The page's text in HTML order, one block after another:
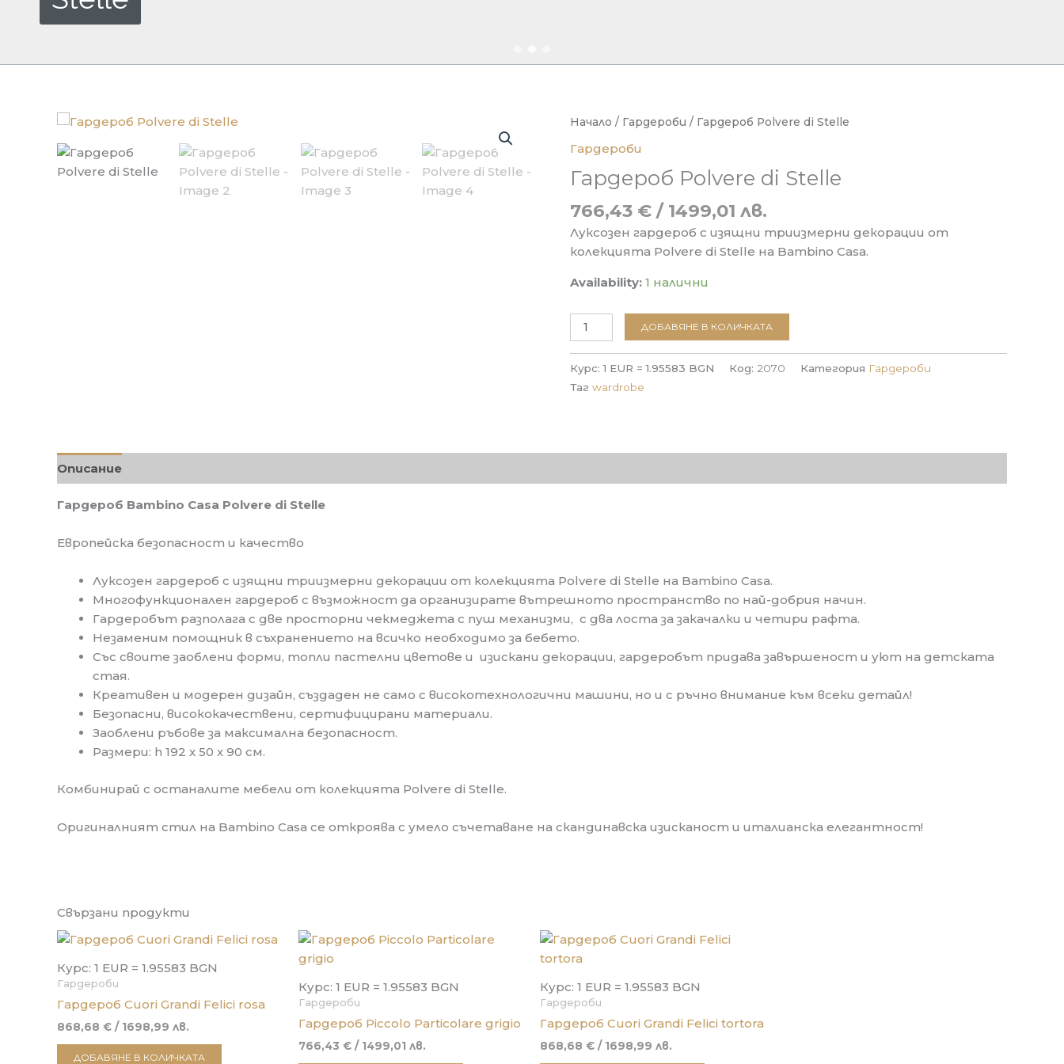
Начало / Гардероби / Гардероб Polvere di Stelle
Гардероби
Гардероб Polvere di Stelle
766,43 € / 1499,01 лв.
Луксозен гардероб с изящни триизмерни декорации от
колекцията Polvere di Stelle на Bambino Casa.
Availability: 1 налични
количество
за
Polvere
ДОБАВЯНЕ В КОЛИЧКАТА
Курс: 1 EUR = 1.95583 BGN Код: 2070 Категория Гардероби
Таг wardrobe
Описание
Гардероб Bambino Casa Polvere di Stelle
Европейска безопасност и качество
Луксозен гардероб с изящни триизмерни декорации от колекцията Polvere di Stelle на Bambino Casa.
Многофункционален гардероб с възможност да организирате вътрешното пространство по най-добрия начин.
Гардеробът разполага с две просторни чекмеджета с пуш механизми, с два лоста за закачалки и четири рафта.
Незаменим помощник в съхранението на всичко необходимо за бебето.
Със своите заоблени форми, топли пастелни цветове и изискани декорации, гардеробът придава завършеност и уют на детската
стая.
Креативен и модерен дизайн, създаден не само с високотехнологични машини, но и с ръчно внимание към всеки детайл!
Безопасни, висококачествени, сертифицирани материали.
Заоблени ръбове за максимална безопасност.
Размери: h 192 x 50 x 90 см.
Комбинирай с останалите мебели от колекцията Polvere di Stelle.
Оригиналният стил на Bambino Casa се откроява с умело съчетаване на скандинавска изисканост и италианска елегантност!
Свързани продукти
Курс: 1 EUR = 1.95583 BGN
Гардероби
Гардероб Cuori Grandi Felici rosa
868,68 € / 1698,99 лв.
ДОБАВЯНЕ В КОЛИЧКАТА
Курс: 1 EUR = 1.95583 BGN
Гардероби
Гардероб Piccolo Particolare grigio
766,43 € / 1499,01 лв.
Курс: 1 EUR = 1.95583 BGN
Гардероби
Гардероб Cuori Grandi Felici tortora
868,68 € / 1698,99 лв.